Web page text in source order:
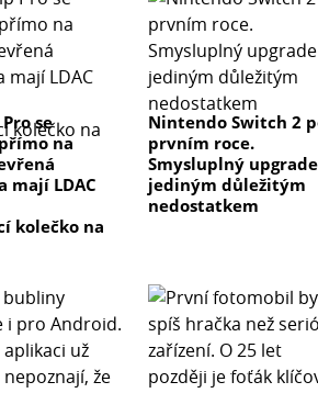
se
na
mají LDAC
kolečko na
Nintendo Switch 2
prvním roce.
Smysluplný
jediným důležitým
nedostatkem